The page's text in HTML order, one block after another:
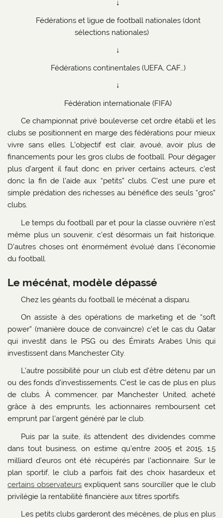
↓
Fédérations et ligue de football nationales (dont
sélections nationales)
↓
Fédérations continentales (UEFA, CAF…)
↓
Fédération internationale (FIFA)
Ce championnat privé bouleverse cet ordre établi et les
clubs se positionnent en marge des fédérations pour mieux
vivre sans elles. L’objectif est clair, avoué, avoir plus de
financements pour les gros clubs de football. Pour dégager
plus d’argent il faut donc en priver certains acteurs, c’est
donc la fin de l’aide aux “petits” clubs. C’est une pure et
simple prédation des richesses au bénéfice des seuls “gros”
clubs.
Le temps du football par et pour la classe ouvrière n’est
même plus un souvenir, c’est désormais un fait historique.
D’autres choses ont énormément évolué dans l’économie
du football.
Le mécénat, modèle dépassé
Chez les géants du football le mécénat a disparu.
On assiste à des opérations de marketing et de “soft
power” (manière douce de convaincre) c’et le cas du Qatar
qui investit dans le PSG ou des Émirats Arabes Unis qui
investissent dans Manchester City.
L’autre possibilité pour un club est d’être détenu par un
ou des fonds d’investissements. C’est le cas de plus en plus
de clubs. À commencer, par Manchester United, acheté
grâce à des emprunts, les actionnaires remboursent cet
emprunt par l’argent généré par le club.
Puis par la suite, ils attendent des dividendes comme
dans tout business, on estime qu’entre 2005 et 2015, 1,5
milliard d’euros ont été récupérés par l’actionnaire. Sur le
plan sportif, le club a parfois fait des choix hasardeux et
certains observateurs expliquent sans sourciller que le club
privilégie la rentabilité financière aux titres sportifs.
Les petits clubs garderont des mécènes, de plus en plus